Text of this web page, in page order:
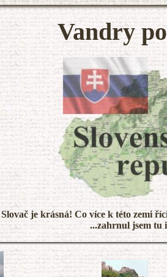
Vandry
Slovač je krásná! Co více k této zemi
...zahrnul jsem tu